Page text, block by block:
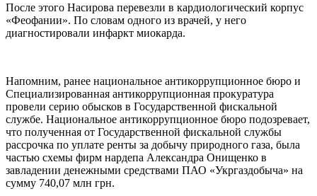
После этого Насирова перевезли в кардиологический корпус
«Феофании». По словам одного из врачей, у него
диагностировали инфаркт миокарда.
Напомним, ранее национальное антикоррупционное бюро и
Специализированная антикоррупционная прокуратура
провели серию обысков в Государственной фискальной
службе. Национальное антикоррупционное бюро подозревает,
что полученная от Государственной фискальной службы
рассрочка по уплате ренты за добычу природного газа, была
частью схемы фирм нардепа Александра Онищенко в
завладении денежными средствами ПАО «Укргаздобыча» на
сумму 740,07 млн грн.